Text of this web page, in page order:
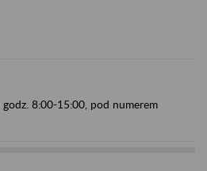
godz. 8:00-15:00, pod numerem